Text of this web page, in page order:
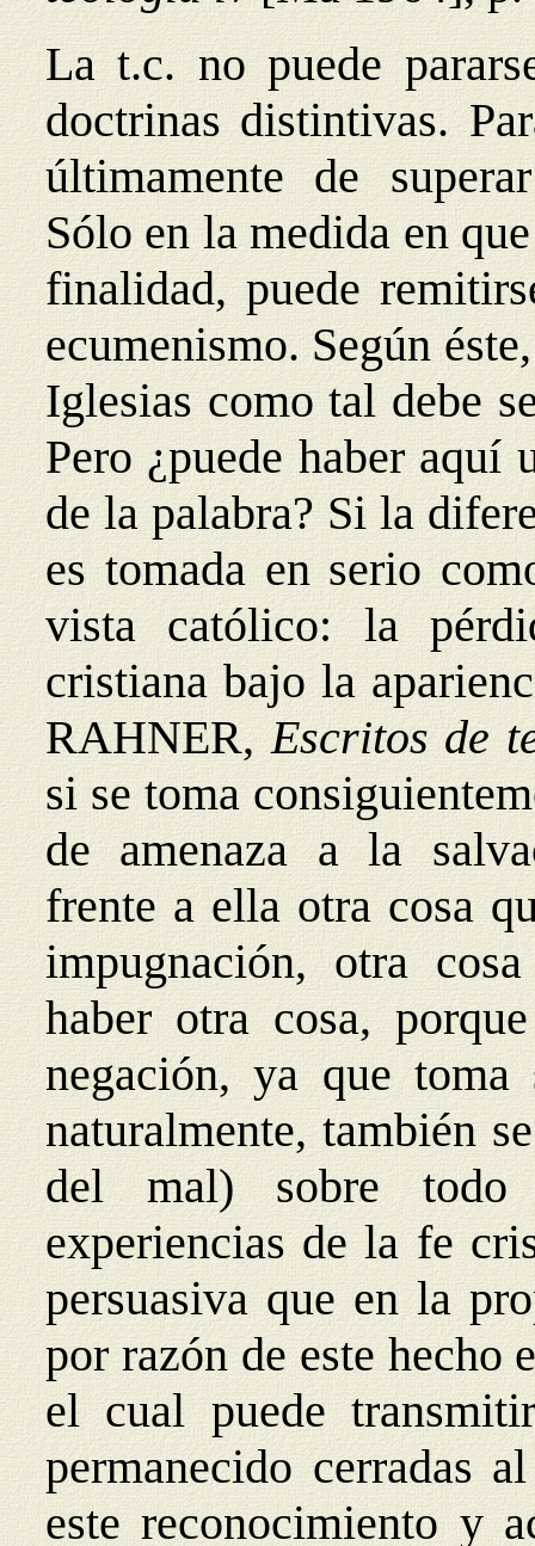
La t.c. no puede
doctrinas distintivas.
últimamente de
Sólo en la medida en
finalidad, puede
ecumenismo. Según
Iglesias como tal debe
Pero ¿puede haber
de la palabra? Si la
es tomada en serio
vista católico: la
cristiana bajo la
RAHNER,Escritos de
si se toma
de amenaza a la
frente a ella otra cosa
impugnación, otra
haber otra cosa,
negación, ya que toma
naturalmente, también
del mal) sobre todo
experiencias de la fe
persuasiva que en la
por razón de este hecho
el cual puede
permanecido cerradas
este reconocimiento y